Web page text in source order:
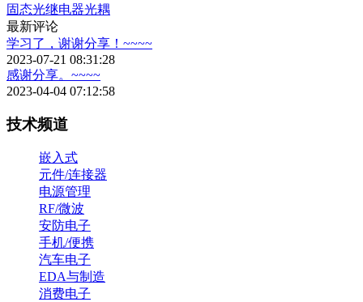
固态光继电器光耦
最新评论
学习了，谢谢分享！~~~~
2023-07-21 08:31:28
感谢分享。~~~~
2023-04-04 07:12:58
技术频道
嵌入式
元件/连接器
电源管理
RF/微波
安防电子
手机/便携
汽车电子
EDA与制造
消费电子